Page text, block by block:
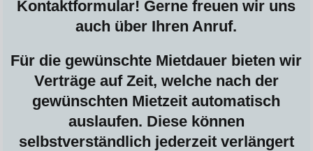
Kontaktformular! Gerne freuen wir uns
auch über Ihren Anruf.
Für die gewünschte Mietdauer bieten wir
Verträge auf Zeit, welche nach der
gewünschten Mietzeit automatisch
auslaufen. Diese können
selbstverständlich jederzeit verlängert